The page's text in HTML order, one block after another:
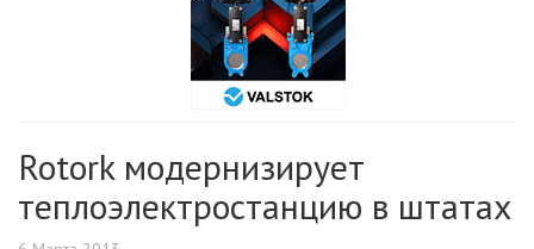
Rotork модернизирует
теплоэлектростанцию в штатах